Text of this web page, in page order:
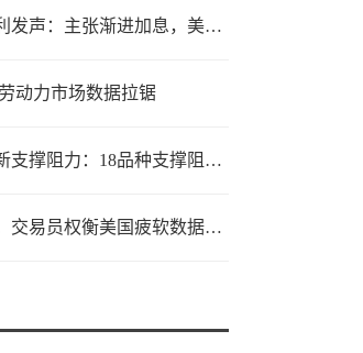
美联储卡什卡利发声：主张渐进加息，美联储内部政策分歧
动力市场数据拉锯
8月6日美市更新支撑阻力：18品种支撑阻力(金银铂钯原油天然气铜及十大货币对)
日元陷入盘整，交易员权衡美国疲软数据与市场情绪